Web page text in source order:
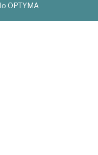
OPTYMA